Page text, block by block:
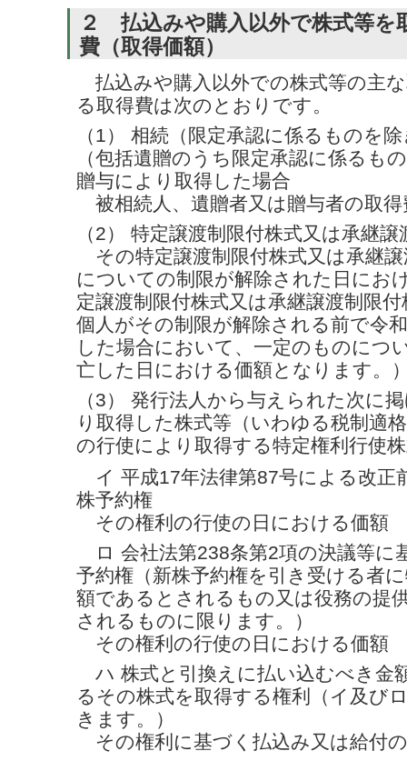
２ 払込みや購入以外で株式等を
費（取得価額）
払込みや購入以外での株式等の主
る取得費は次のとおりです。
（1） 相続（限定承認に係るものを
（包括遺贈のうち限定承認に係るも
贈与により取得した場合
被相続人、遺贈者又は贈与者の取
（2） 特定譲渡制限付株式又は承継
その特定譲渡制限付株式又は承継
についての制限が解除された日にお
定譲渡制限付株式又は承継譲渡制限
個人がその制限が解除される前で令
した場合において、一定のものにつ
亡した日における価額となります。
（3） 発行法人から与えられた次に
り取得した株式等（いわゆる税制適
の行使により取得する特定権利行使
イ 平成17年法律第87号による改正
株予約権
その権利の行使の日における価額
ロ 会社法第238条第2項の決議等に
予約権（新株予約権を引き受ける者
額であるとされるもの又は役務の提
されるものに限ります。）
その権利の行使の日における価額
ハ 株式と引換えに払い込むべき金
るその株式を取得する権利（イ及び
きます。）
その権利に基づく払込み又は給付